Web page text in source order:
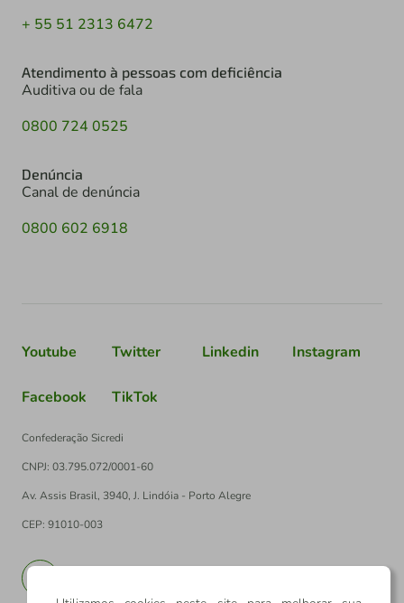
+ 55 51 2313 6472
Atendimento à pessoas com deficiência
Auditiva ou de fala
0800 724 0525
Denúncia
Canal de denúncia
0800 602 6918
Youtube Twitter Linkedin Instagram
Facebook TikTok
Confederação Sicredi
CNPJ: 03.795.072/0001-60
Av. Assis Brasil, 3940, J. Lindóia - Porto Alegre
CEP: 91010-003